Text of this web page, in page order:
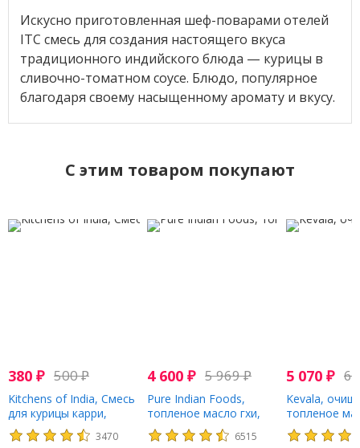
Искусно приготовленная шеф-поварами отелей
ITC смесь для создания настоящего вкуса
традиционного индийского блюда — курицы в
сливочно-томатном соусе. Блюдо, популярное
благодаря своему насыщенному аромату и вкусу.
C этим товаром покупают
380 ₽ 500₽
Kitchens of India, Смесь
для курицы карри,
концентрат для
приготовления соуса,
3470
4 600 ₽ 5 969₽
Pure Indian Foods,
топленое масло гхи,
100% органический
продукт из молока
6515
5 070 ₽ 6
Kevala,
топленое
907 г (2